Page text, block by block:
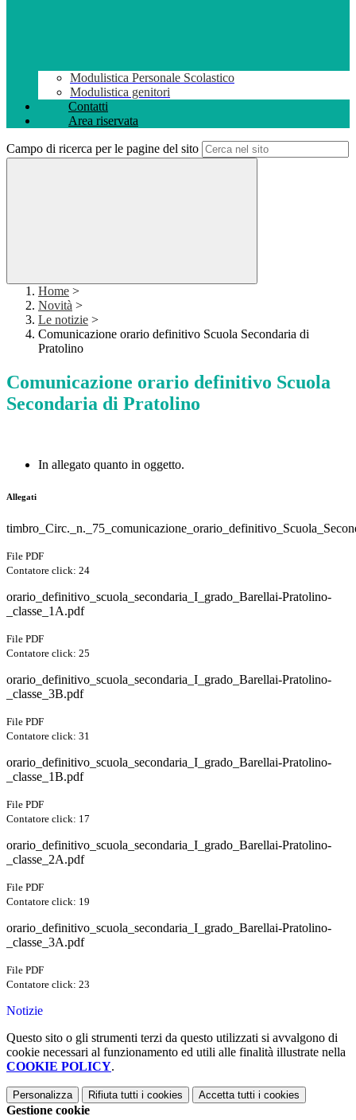
Modulistica Personale Scolastico
Modulistica genitori
Contatti
Area riservata
Campo di ricerca per le pagine del sito
Home >
Novità >
Le notizie >
Comunicazione orario definitivo Scuola Secondaria di
Pratolino
Comunicazione orario definitivo Scuola
Secondaria di Pratolino
In allegato quanto in oggetto.
Allegati
File PDF
Contatore click: 24
orario_definitivo_scuola_secondaria_I_grado_Barellai-Pratolino-
_classe_1A.pdf
File PDF
Contatore click: 25
orario_definitivo_scuola_secondaria_I_grado_Barellai-Pratolino-
_classe_3B.pdf
File PDF
Contatore click: 31
orario_definitivo_scuola_secondaria_I_grado_Barellai-Pratolino-
_classe_1B.pdf
File PDF
Contatore click: 17
orario_definitivo_scuola_secondaria_I_grado_Barellai-Pratolino-
_classe_2A.pdf
File PDF
Contatore click: 19
orario_definitivo_scuola_secondaria_I_grado_Barellai-Pratolino-
_classe_3A.pdf
File PDF
Contatore click: 23
Notizie
Questo sito o gli strumenti terzi da questo utilizzati si avvalgono di
cookie necessari al funzionamento ed utili alle finalità illustrate nella
COOKIE POLICY.
Personalizza Rifiuta tutti i cookies Accetta tutti i cookies
Gestione cookie